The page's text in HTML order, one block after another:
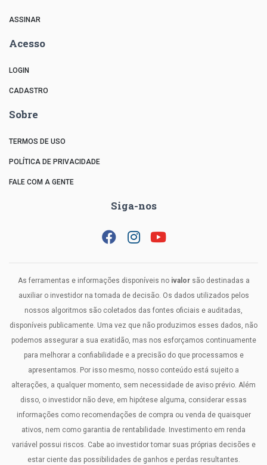
ASSINAR
Acesso
LOGIN
CADASTRO
Sobre
TERMOS DE USO
POLÍTICA DE PRIVACIDADE
FALE COM A GENTE
Siga-nos
As ferramentas e informações disponíveis no ivalorsão destinadas a
auxiliar o investidor na tomada de decisão. Os dados utilizados pelos
nossos algoritmos são coletados das fontes oficiais e auditadas,
disponíveis publicamente. Uma vez que não produzimos esses dados, não
podemos assegurar a sua exatidão, mas nos esforçamos continuamente
para melhorar a confiabilidade e a precisão do que processamos e
apresentamos. Por isso mesmo, nosso conteúdo está sujeito a
alterações, a qualquer momento, sem necessidade de aviso prévio. Além
disso, o investidor não deve, em hipótese alguma, considerar essas
informações como recomendações de compra ou venda de quaisquer
ativos, nem como garantia de rentabilidade. Investimento em renda
variável possui riscos. Cabe ao investidor tomar suas próprias decisões e
estar ciente das possibilidades de ganhos e perdas resultantes.